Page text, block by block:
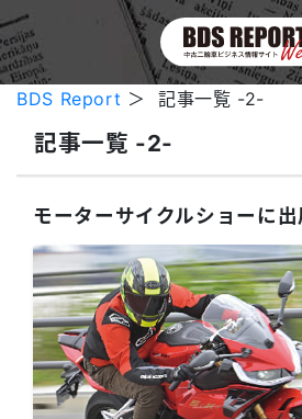
BDS Report ＞ 記事一覧 -2-
記事一覧 -2-